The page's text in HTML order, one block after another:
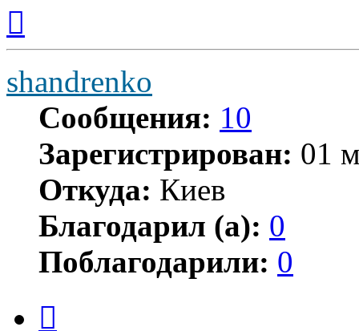
началу
shandrenko
Сообщения: 10
Зарегистрирован: 01
Откуда: Киев
Благодарил (а): 0
Поблагодарили: 0